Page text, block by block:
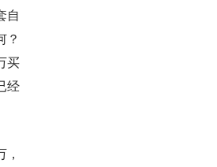
自
？
买
经